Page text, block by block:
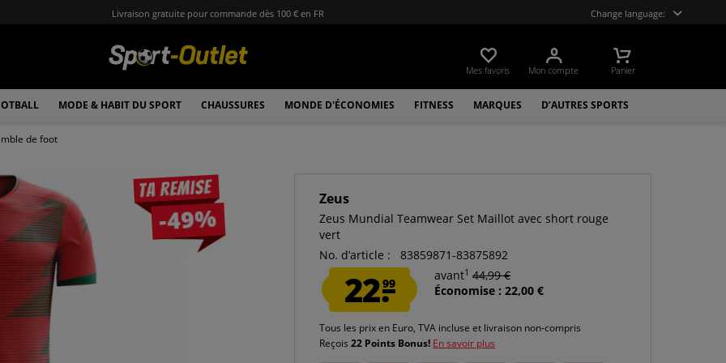
Livraison gratuite pour commande dès 100 € en FR Change language:
Mes favoris Mon compte Panier
MODE & HABIT DU SPORT CHAUSSURES MONDE D'ÉCONOMIES FITNESS MARQUES D’AUTRES SPORTS
de foot
Ta remise
-49%
Zeus
Zeus Mundial Teamwear Set Maillot avec short rouge
vert
No. d’article :
83859871-83875892
22.99
avant1 44,99 €
Économise : 22,00 €
Tous les prix en Euro, TVA incluse et livraison non-compris
Reçois22 Points Bonus! En savoir plus